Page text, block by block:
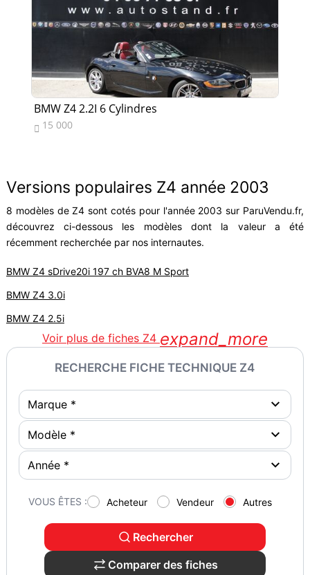
BMW Z4 2.2I 6 Cylindres
 15 000
Versions populaires Z4 année 2003
8 modèles de Z4 sont cotés pour l'année 2003 sur ParuVendu.fr,
découvrez ci-dessous les modèles dont la valeur a été
récemment recherchée par nos internautes.
BMW Z4 sDrive20i 197 ch BVA8 M Sport
BMW Z4 3.0i
BMW Z4 2.5i
Voir plus de fiches Z4 expand_more
RECHERCHE FICHE TECHNIQUE Z4
VOUS ÊTES : Acheteur Vendeur Autres
Rechercher
Comparer des fiches